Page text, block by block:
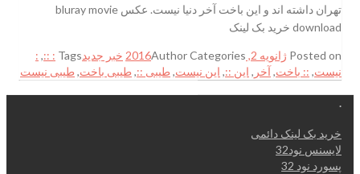
تهران داشته اند و این باخت آخر دنیا نیست. عکس bluray movie
download خرید بک لینک
Posted onژانویه 2, 2016 AuthorCategories خبر جدیدTags
: ::
,
:
نیست,:: باخت,آخر, این :: ,این نیست,طیبی :: ,طیبی باخت,طیبی نیست
خرید بک لینک دائمی
لایسنس نود32
پسورد نود 32